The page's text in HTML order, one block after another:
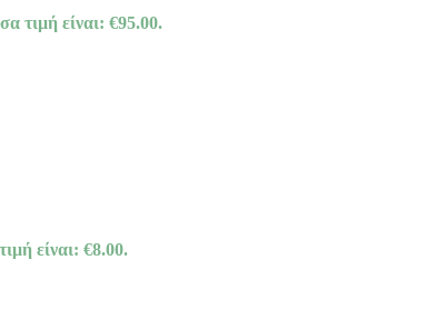
τιμή είναι: €95.00.
είναι: €8.00.